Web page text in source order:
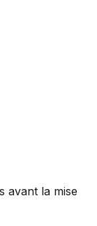
avant la mise